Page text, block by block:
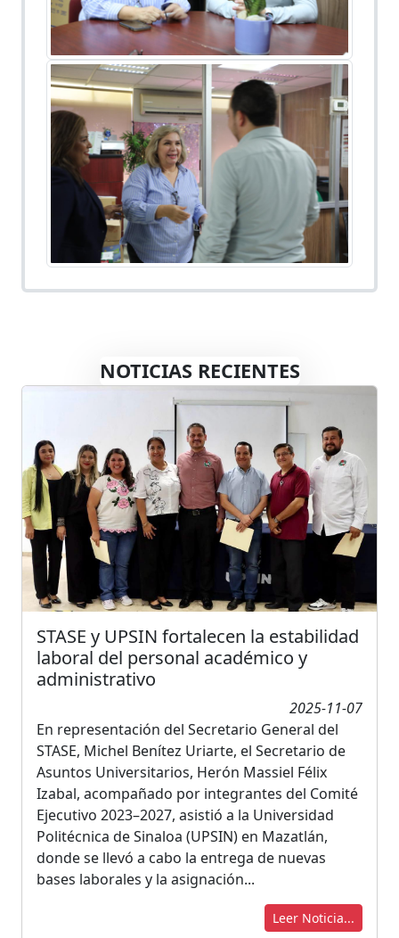
NOTICIAS RECIENTES
STASE y UPSIN fortalecen la estabilidad
laboral del personal académico y
administrativo
2025-11-07
En representación del Secretario General del
STASE, Michel Benítez Uriarte, el Secretario de
Asuntos Universitarios, Herón Massiel Félix
Izabal, acompañado por integrantes del Comité
Ejecutivo 2023–2027, asistió a la Universidad
Politécnica de Sinaloa (UPSIN) en Mazatlán,
donde se llevó a cabo la entrega de nuevas
bases laborales y la asignación...
Leer Noticia...